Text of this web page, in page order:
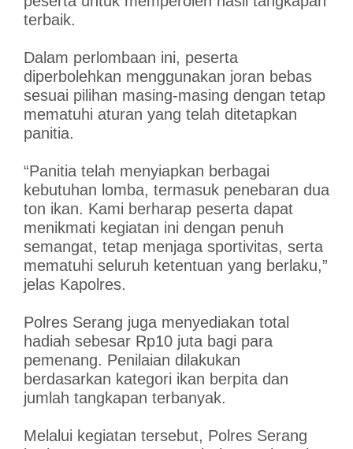
terbaik.
Dalam perlombaan ini, peserta
diperbolehkan menggunakan joran bebas
sesuai pilihan masing-masing dengan tetap
mematuhi aturan yang telah ditetapkan
panitia.
“Panitia telah menyiapkan berbagai
kebutuhan lomba, termasuk penebaran dua
ton ikan. Kami berharap peserta dapat
menikmati kegiatan ini dengan penuh
semangat, tetap menjaga sportivitas, serta
mematuhi seluruh ketentuan yang berlaku,”
jelas Kapolres.
Polres Serang juga menyediakan total
hadiah sebesar Rp10 juta bagi para
pemenang. Penilaian dilakukan
berdasarkan kategori ikan berpita dan
jumlah tangkapan terbanyak.
Melalui kegiatan tersebut, Polres Serang